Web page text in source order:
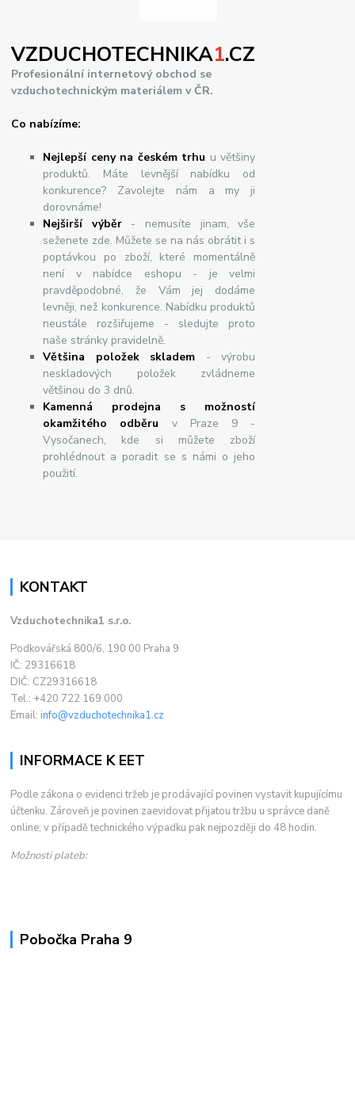
VZDUCHOTECHNIKA1.CZ
Profesionální internetový obchod se
vzduchotechnickým materiálem v ČR.
Co nabízíme:
Nejlepší ceny na českém trhu u většiny
produktů. Máte levnější nabídku od
konkurence? Zavolejte nám a my ji
dorovnáme!
Nejširšívýběr- nemusíte jinam, vše
seženete zde. Můžete se na nás obrátit i s
poptávkou po zboží, které momentálně
není v nabídce eshopu - je velmi
pravděpodobné, že Vám jej dodáme
levněji, než konkurence. Nabídku produktů
neustále rozšiřujeme - sledujte proto
naše stránky pravidelně.
Většina položek skladem - výrobu
neskladových položek zvládneme
většinou do 3 dnů.
Kamenná prodejna s možností
okamžitého odběru v Praze 9 -
Vysočanech, kde si můžete zboží
prohlédnout a poradit se s námi o jeho
použití.
KONTAKT
Vzduchotechnika1 s.r.o.
Podkovářská 800/6, 190 00 Praha 9
IČ: 29316618
DIČ: CZ29316618
Tel.: +420 722 169 000
Email:info@vzduchotechnika1.cz
INFORMACE K EET
Podle zákona o evidenci tržeb je prodávající povinen vystavit kupujícímu
účtenku. Zároveň je povinen zaevidovat přijatou tržbu u správce daně
online; v případě technického výpadku pak nejpozději do 48 hodin.
Možnosti plateb:
Pobočka Praha 9